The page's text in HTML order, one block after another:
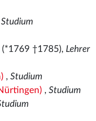
Studium
(*1769 †1785), Lehrer
, Studium
, Studium